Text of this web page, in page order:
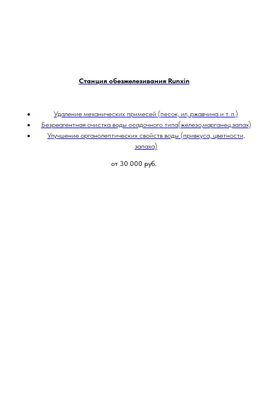
Станция обезжелезивания Runxin
Удаление механических примесей (песок, ил, ржавчина и т. п.)
Безреагентная очистка воды осадочного типа(железо,марганец,запах)
Улучшение органолептических свойств воды (привкуса, цветности,
запаха)
от 30 000 руб.